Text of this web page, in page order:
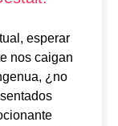
esperar
nos caigan
¿no